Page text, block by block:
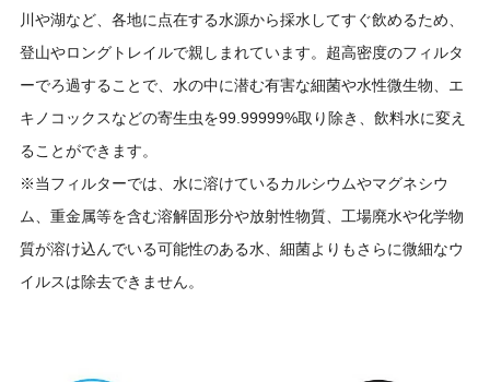
川や湖など、各地に点在する水源から採水してすぐ飲めるため、
登山やロングトレイルで親しまれています。超高密度のフィルタ
ーでろ過することで、水の中に潜む有害な細菌や水性微生物、エ
キノコックスなどの寄生虫を99.99999%取り除き、飲料水に変え
ることができます。
※当フィルターでは、水に溶けているカルシウムやマグネシウ
ム、重金属等を含む溶解固形分や放射性物質、工場廃水や化学物
質が溶け込んでいる可能性のある水、細菌よりもさらに微細なウ
イルスは除去できません。